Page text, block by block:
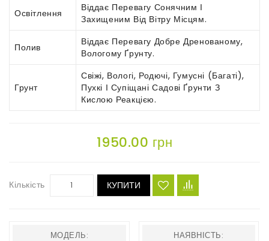
Освітлення
Віддає Перевагу Сонячним І
Захищеним Від Вітру Місцям.
Полив
Віддає Перевагу Добре Дренованому,
Вологому Ґрунту.
Грунт
Свіжі, Вологі, Родючі, Гумусні (багаті),
Пухкі І Супіщані Садові Ґрунти З
Кислою Реакцією.
1950.00 грн
Кількість КУПИТИ
МОДЕЛЬ: НАЯВНІСТЬ: